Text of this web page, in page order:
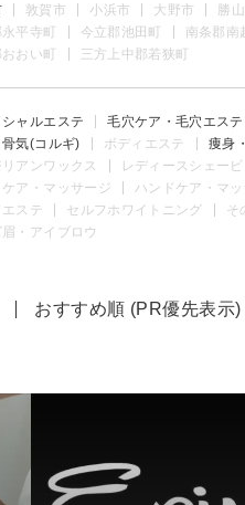
敦賀市 小浜市 大野市 勝
平寺町
今立郡池田町 南条郡南
おい町
三方上中郡若狭町
ャルエステ 毛穴ケア・毛穴エステ
気(コルギ)
ボディエステ 痩身
リアンワックス
レディースシェー
ア・マッサージ
ハンドケア・マ
ステ
セルフホワイトニング そ
眉・アイブロウ
おすすめ順 (PR優先表示)